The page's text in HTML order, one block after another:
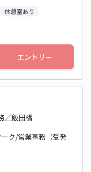
休憩室あり
エントリー
／飯田橋
ク/営業事務（受発